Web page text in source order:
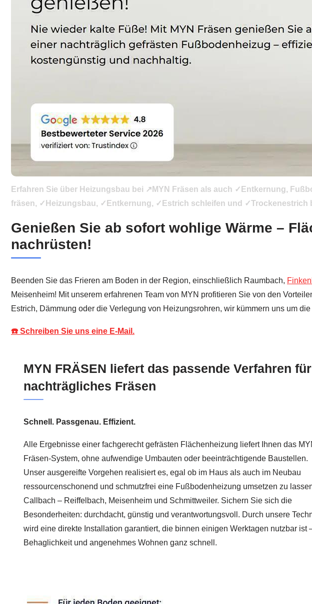
Erfahren Sie über Heizungsbau bei ↗️MYN Fräsen als auch ✓Entkernung,
fräsen, ✓Heizungsbau, ✓Entkernung, ✓Estrich schleifen und ✓Trockenestrich
Genießen Sie ab sofort wohlige Wärme –
nachrüsten!
Beenden Sie das Frieren am Boden in der Region, einschließlich Raumbach,
Meisenheim! Mit unserem erfahrenen Team von MYN profitieren Sie von den
Estrich, Dämmung oder die Verlegung von Heizungsrohren, wir kümmern uns um
☎️ Schreiben Sie uns eine E-Mail.
MYN FRÄSEN liefert das passende Verfahren für
nachträgliches Fräsen
Schnell. Passgenau. Effizient.
Alle Ergebnisse einer fachgerecht gefrästen Flächenheizung liefert Ihnen das
Fräsen-System, ohne aufwendige Umbauten oder beeinträchtigende Baustellen.
Unser ausgereifte Vorgehen realisiert es, egal ob im Haus als auch im Neubau
ressourcenschonend und schmutzfrei eine Fußbodenheizung umsetzen zu
Callbach – Reiffelbach, Meisenheim und Schmittweiler. Sichern Sie sich die
Besonderheiten: durchdacht, günstig und verantwortungsvoll. Durch unsere
wird eine direkte Installation garantiert, die binnen einigen Werktagen nutzbar ist
Behaglichkeit und angenehmes Wohnen ganz schnell.